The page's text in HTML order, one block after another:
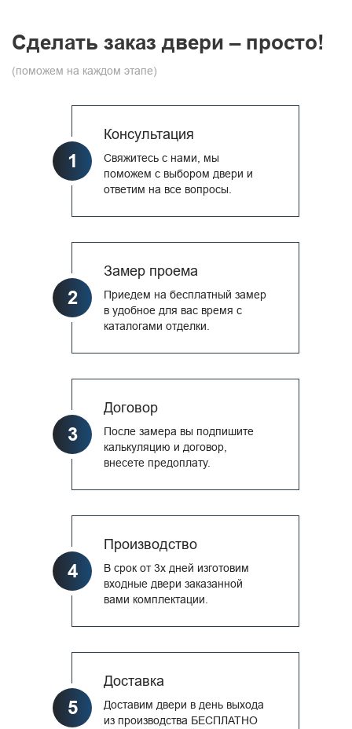
Сделать заказ двери – просто!
(поможем на каждом этапе)
1
Консультация
Свяжитесь с нами, мы
поможем с выбором двери и
ответим на все вопросы.
2
Замер проема
Приедем на бесплатный замер
в удобное для вас время с
каталогами отделки.
3
Договор
После замера вы подпишите
калькуляцию и договор,
внесете предоплату.
4
Производство
В срок от 3х дней изготовим
входные двери заказанной
вами комплектации.
5
Доставка
Доставим двери в день выхода
из производства БЕСПЛАТНО